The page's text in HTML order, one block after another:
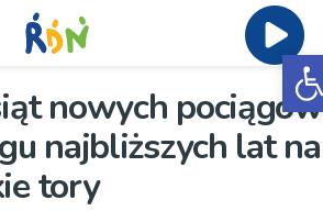
nowych pociągów
najbliższych lat na
tory